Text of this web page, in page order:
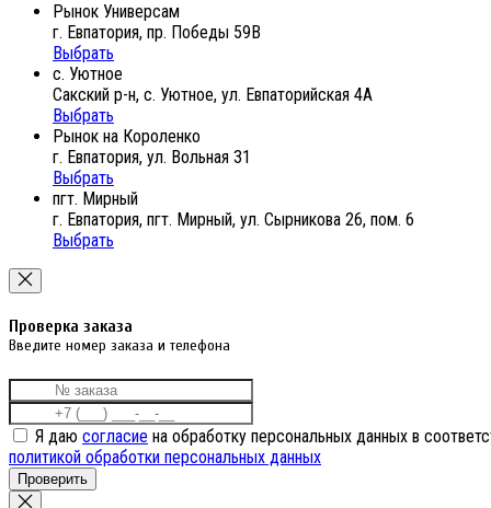
Рынок Универсам
г. Евпатория, пр. Победы 59В
Выбрать
с. Уютное
Сакский р-н, с. Уютное, ул. Евпаторийская 4А
Выбрать
Рынок на Короленко
г. Евпатория, ул. Вольная 31
Выбрать
пгт. Мирный
г. Евпатория, пгт. Мирный, ул. Сырникова 26, пом. 6
Выбрать
Проверка заказа
Введите номер заказа и телефона
Я даю согласие на обработку персональных данных в
политикой обработки персональных данных
Проверить